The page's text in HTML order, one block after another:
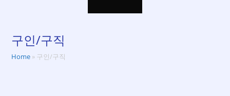
구인/구직
Home » 구인/구직